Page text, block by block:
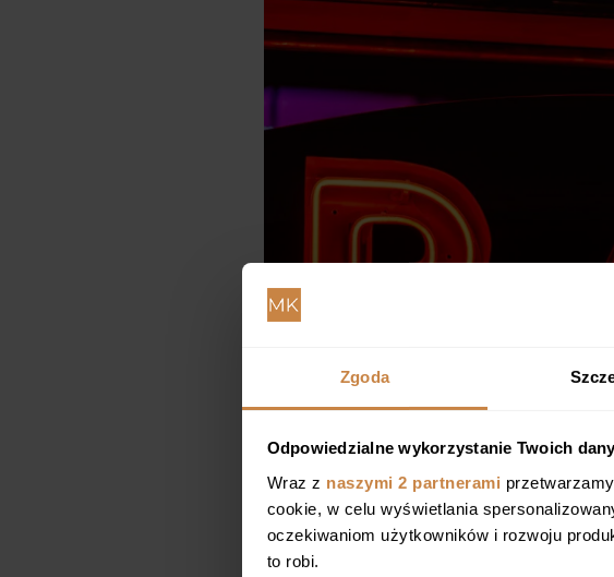
Zgoda
Odpowiedzialne wykorzystanie Twoich
Wraz z naszymi 2 partnerami
cookie, w celu wyświetlania
oczekiwaniom użytkowników i rozwoju
to robi.